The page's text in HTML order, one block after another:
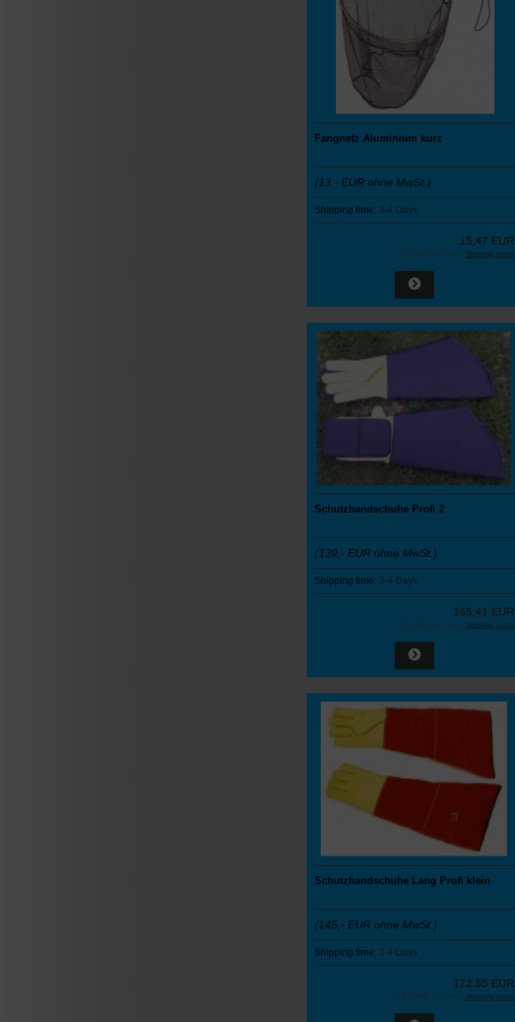
Fangnetz Aluminium kurz
(13,- EUR ohne MwSt.)
Shipping time: 3-4 Days
15,47 EUR
19 % VAT incl. excl. Shipping costs
Schutzhandschuhe Profi 2
(139,- EUR ohne MwSt.)
Shipping time: 3-4 Days
165,41 EUR
19 % VAT incl. excl. Shipping costs
Schutzhandschuhe Lang Profi klein
(145,- EUR ohne MwSt.)
Shipping time: 3-4 Days
172,55 EUR
19 % VAT incl. excl. Shipping costs